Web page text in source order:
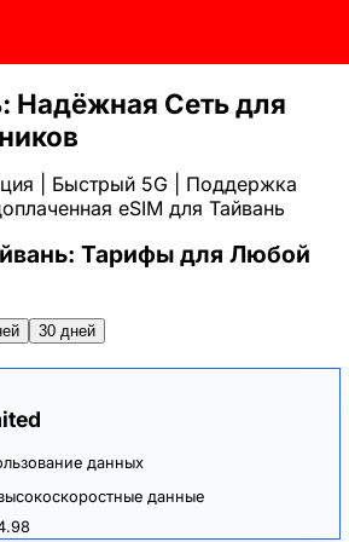
Надёжная Сеть для
| Быстрый 5G | Поддержка
eSIM для Тайвань
Тарифы для Любой
30 дней
данных
данные